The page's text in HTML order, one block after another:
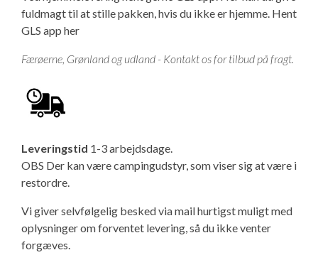
fuldmagt til at stille pakken, hvis du ikke er hjemme. Hent
GLS app her
Færøerne, Grønland og udland - Kontakt os for tilbud på fragt.
Leveringstid 1-3 arbejdsdage.
OBS Der kan være campingudstyr, som viser sig at være i
restordre.
Vi giver selvfølgelig besked via mail hurtigst muligt med
oplysninger om forventet levering, så du ikke venter
forgæves.